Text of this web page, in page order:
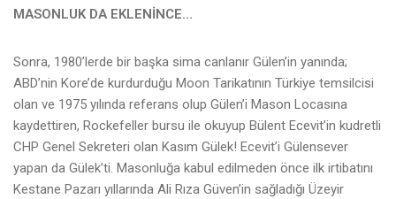
MASONLUK DA EKLENİNCE…
Sonra, 1980’lerde bir başka sima canlanır Gülen’in yanında;
ABD’nin Kore’de kurdurduğu Moon Tarikatının Türkiye temsilcisi
olan ve 1975 yılında referans olup Gülen’i Mason Locasına
kaydettiren, Rockefeller bursu ile okuyup Bülent Ecevit’in kudretli
CHP Genel Sekreteri olan Kasım Gülek! Ecevit’i Gülensever
yapan da Gülek’ti. Masonluğa kabul edilmeden önce ilk irtibatını
Kestane Pazarı yıllarında Ali Rıza Güven’in sağladığı Üzeyir